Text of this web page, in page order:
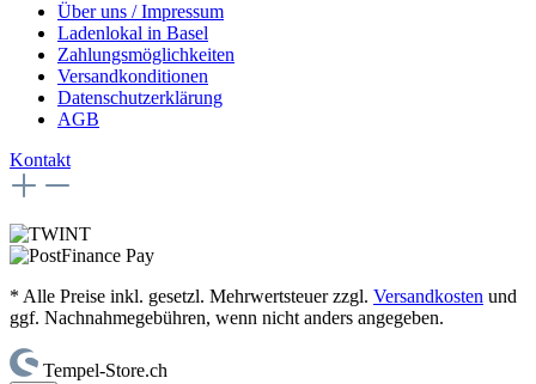
Über uns / Impressum
Ladenlokal in Basel
Zahlungsmöglichkeiten
Versandkonditionen
Datenschutzerklärung
AGB
Kontakt
* Alle Preise inkl. gesetzl. Mehrwertsteuer zzgl. Versandkosten und
ggf. Nachnahmegebühren, wenn nicht anders angegeben.
Tempel-Store.ch